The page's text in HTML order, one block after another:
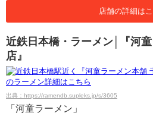
店舗の詳細は
近鉄日本橋・ラーメン│『河
店』
出典：https://ramendb.supleks.jp/s/3605
「河童ラーメン」